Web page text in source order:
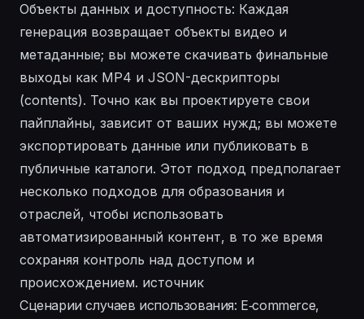
Объекты данных и доступность: Каждая
генерация возвращает объекты видео и
метаданные; вы можете скачивать финальные
выходы как MP4 и JSON-дескрипторы
(contents). Точно как вы проектируете свои
пайплайны, зависит от ваших нужд; вы можете
экспортировать данные или публиковать в
публичные каталоги. Этот подход предполагает
несколько подходов для образования и
отраслей, чтобы использовать
автоматизированный контент, в то же время
сохраняя контроль над доступом и
происхождением. источник
Сценарии случаев использования: E‑commerce,